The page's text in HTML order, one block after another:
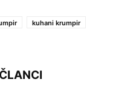
kuhani krumpir